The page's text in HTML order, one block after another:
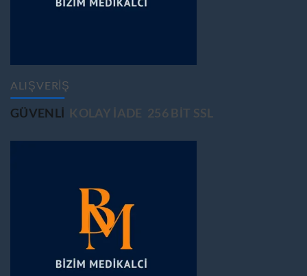
ALIŞVERİŞ
GÜVENLİ KOLAY İADE 256 BİT SSL